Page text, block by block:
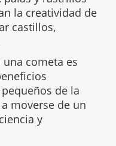
la creatividad de
castillos,
cometa es
de la
moverse de un
y